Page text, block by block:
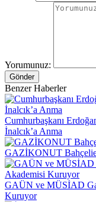
Yorumunuz:
Gönder
Benzer Haberler
Cumhurbaşkanı
İnalcık’a Anma
GAZİKONUT
GAÜN ve MÜSİAD
Kuruyor